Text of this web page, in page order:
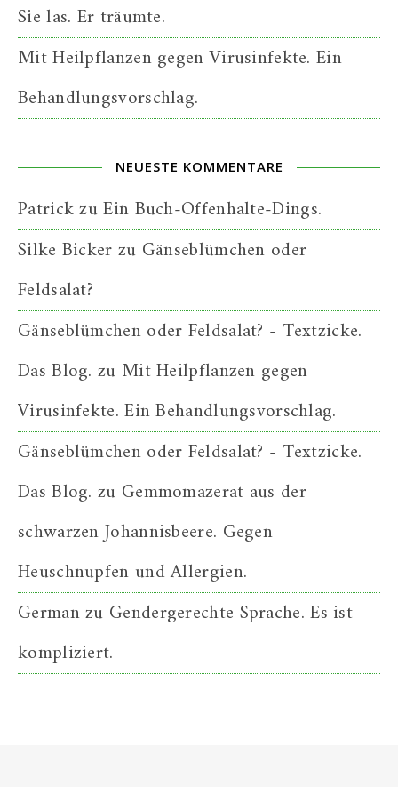
Sie las. Er träumte.
Mit Heilpflanzen gegen Virusinfekte. Ein
Behandlungsvorschlag.
NEUESTE KOMMENTARE
PatrickzuEin Buch-Offenhalte-Dings.
Silke Bickerzu Gänseblümchen oder
Feldsalat?
Gänseblümchen oder Feldsalat? - Textzicke.
Das Blog. zu Mit Heilpflanzen gegen
Virusinfekte. Ein Behandlungsvorschlag.
Gänseblümchen oder Feldsalat? - Textzicke.
Das Blog. zu Gemmomazerat aus der
schwarzen Johannisbeere. Gegen
Heuschnupfen und Allergien.
Germanzu Gendergerechte Sprache. Es ist
kompliziert.